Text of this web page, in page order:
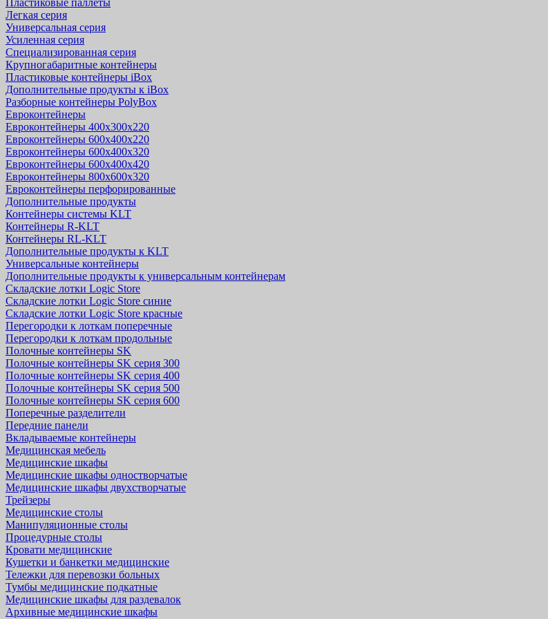
Пластиковые паллеты
Легкая серия
Универсальная серия
Усиленная серия
Специализированная серия
Крупногабаритные контейнеры
Пластиковые контейнеры iBox
Дополнительные продукты к iBox
Разборные контейнеры PolyBox
Евроконтейнеры
Евроконтейнеры 400х300х220
Евроконтейнеры 600х400х220
Евроконтейнеры 600х400х320
Евроконтейнеры 600х400х420
Евроконтейнеры 800х600х320
Евроконтейнеры перфорированные
Дополнительные продукты
Контейнеры системы KLT
Контейнеры R-KLT
Контейнеры RL-KLT
Дополнительные продукты к KLT
Универсальные контейнеры
Дополнительные продукты к универсальным контейнерам
Складские лотки Logic Store
Складские лотки Logic Store синие
Складские лотки Logic Store красные
Перегородки к лоткам поперечные
Перегородки к лоткам продольные
Полочные контейнеры SK
Полочные контейнеры SK серия 300
Полочные контейнеры SK серия 400
Полочные контейнеры SK серия 500
Полочные контейнеры SK серия 600
Поперечные разделители
Передние панели
Вкладываемые контейнеры
Медицинская мебель
Медицинские шкафы
Медицинские шкафы одностворчатые
Медицинские шкафы двухстворчатые
Трейзеры
Медицинские столы
Манипуляционные столы
Процедурные столы
Кровати медицинские
Кушетки и банкетки медицинские
Тележки для перевозки больных
Тумбы медицинские подкатные
Медицинские шкафы для раздевалок
Архивные медицинские шкафы